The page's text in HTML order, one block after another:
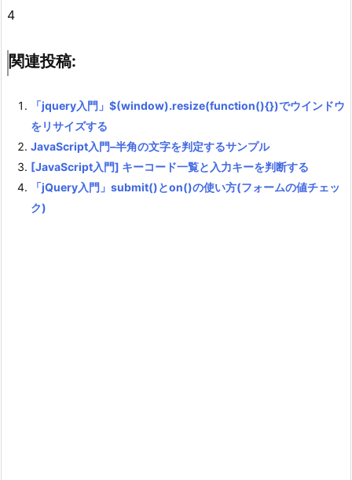
4
関連投稿:
「jquery入門」$(window).resize(function(){})でウインドウ
をリサイズする
JavaScript入門–半角の文字を判定するサンプル
[JavaScript入門] キーコード一覧と入力キーを判断する
「jQuery入門」submit()とon()の使い方(フォームの値チェッ
ク)